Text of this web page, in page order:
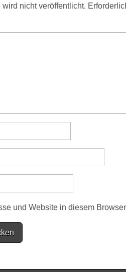
nicht veröffentlicht.
und Website in diesem